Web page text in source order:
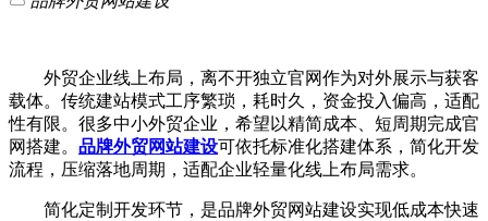
外贸企业线上布局，离不开独立官网作为对外展示与获客
载体。传统建站模式工序繁琐，耗时久，资金投入偏高，适配
性有限。很多中小外贸企业，希望以精简成本、短周期完成官
网搭建。 品牌外贸网站建设可依托标准化搭建体系，简化开发
流程，压缩落地周期，适配企业轻量化线上布局需求。
简化定制开发环节，是品牌外贸网站建设实现低成本快速